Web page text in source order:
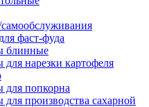
фаст-фуда
блинные
нарезки картофеля
для попкорна
производства сахарной